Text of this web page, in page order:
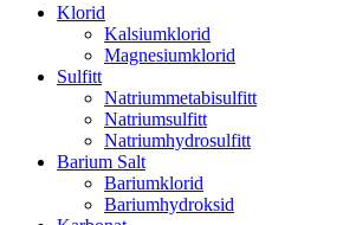
Klorid
Kalsiumklorid
Magnesiumklorid
Sulfitt
Natriummetabisulfitt
Natriumsulfitt
Natriumhydrosulfitt
Barium Salt
Bariumklorid
Bariumhydroksid